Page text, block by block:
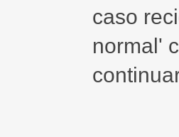
caso
normal'